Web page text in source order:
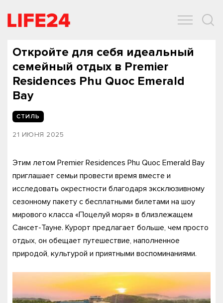
Откройте для себя идеальный
семейный отдых в Premier
Residences Phu Quoc Emerald
Bay
СТИЛЬ
21 ИЮНЯ 2025
Этим летом Premier Residences Phu Quoc Emerald Bay
приглашает семьи провести время вместе и
исследовать окрестности благодаря эксклюзивному
сезонному пакету с бесплатными билетами на шоу
мирового класса «Поцелуй моря» в близлежащем
Сансет-Тауне. Курорт предлагает больше, чем просто
отдых, он обещает путешествие, наполненное
природой, культурой и приятными воспоминаниями.